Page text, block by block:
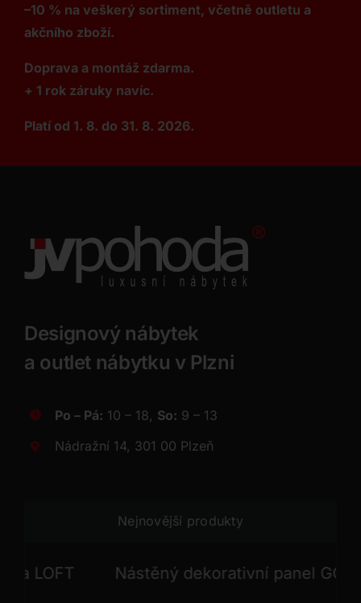
–10 % na veškerý sortiment, včetně outletu a
akčního zboží.
Doprava a montáž zdarma.
+ 1 rok záruky navíc.
Platí od 1. 8. do 31. 8. 2026.
Designový nábytek
a outlet nábytku v Plzni
Po – Pá: 10 – 18, So: 9 – 13
Nádražní 14, 301 00 Plzeň
Nejnovější produkty
Nástěný dekorativní panel GONG